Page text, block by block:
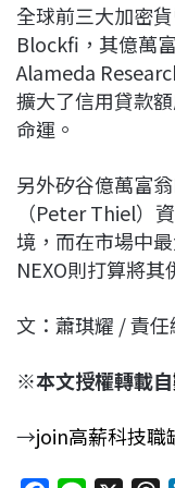
全球前三大加密
Blockfi，其億萬
Alameda
擴大了信用貸款
命運。
另外矽谷億萬富
（Peter Thiel）
境，而在市場中
NEXO則打算將其
文：蕭琪耀 / 責
※本文授權轉載自
→join高薪科技職